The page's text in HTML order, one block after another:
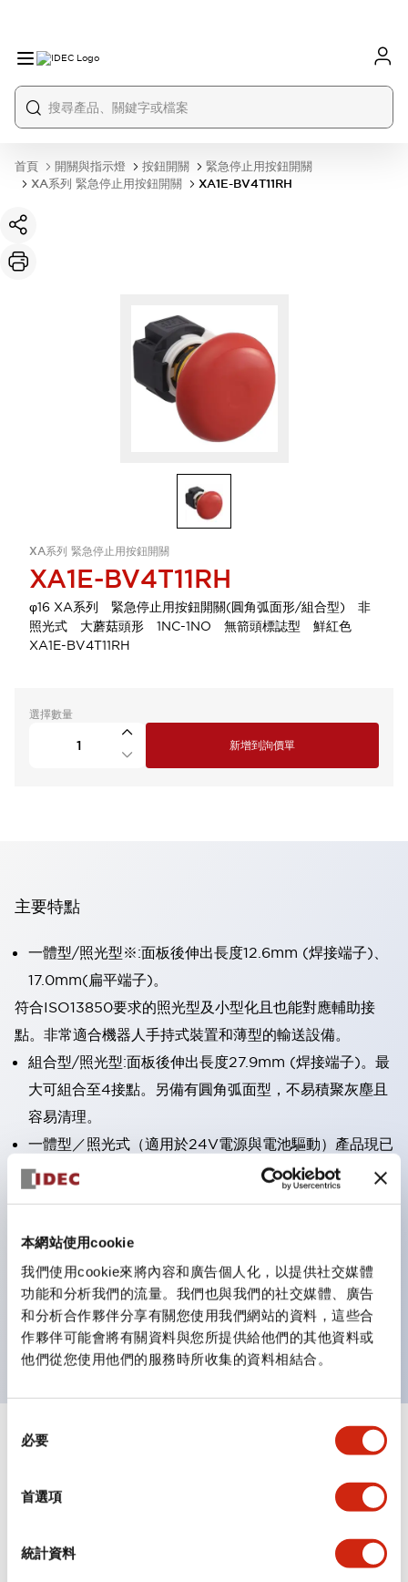
本網站使用cookie
我們使用cookie來將內容和廣告個人化，以提供社交媒體
功能和分析我們的流量。我們也與我們的社交媒體、廣告
和分析合作夥伴分享有關您使用我們網站的資料，這些合
作夥伴可能會將有關資料與您所提供給他們的其他資料或
他們從您使用他們的服務時所收集的資料相結合。
必要
首選項
統計資料
首頁 開關與指示燈 按鈕開關
緊急停止用按鈕開關
XA系列 緊急停止用按鈕開關
XA1E-BV4T11RH
XA系列 緊急停止用按鈕開關
XA1E-BV4T11RH
φ16 XA系列 緊急停止用按鈕開關(圓角弧面形/組合型) 非
照光式 大蘑菇頭形 1NC-1NO 無箭頭標誌型 鮮紅色
XA1E-BV4T11RH
選擇數量
新增到詢價單
主要特點
一體型/照光型※:面板後伸出長度12.6mm (焊接端子)、
17.0mm(扁平端子)。
符合ISO13850要求的照光型及小型化且也能對應輔助接
點。非常適合機器人手持式裝置和薄型的輸送設備。
組合型/照光型:面板後伸出長度27.9mm (焊接端子)。最
大可組合至4接點。另備有圓角弧面型，不易積聚灰塵且
容易清理。
一體型／照光式（適用於24V電源與電池驅動）產品現已
上市。
安全鎖定結構（IEC60947-5-5；6.2項）。
保護等級：IP65、IP67※（IEC60529）、
IP69K※(ISO20653)、UL Type 4X※
※2024年1月販售機種
規格 顯示全部+
審美規範